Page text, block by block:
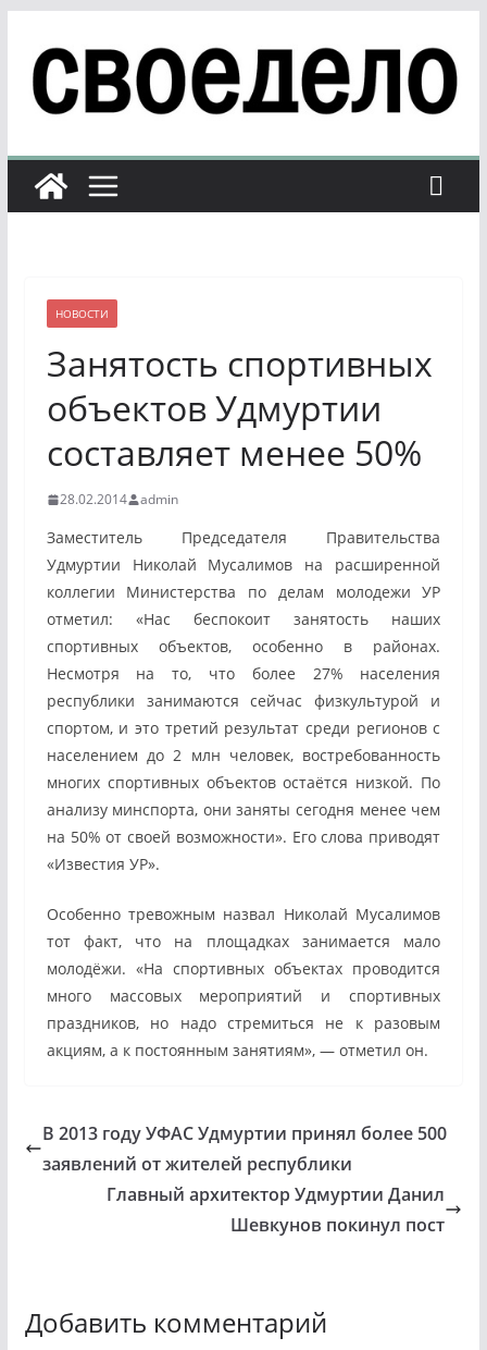
содержимому
НОВОСТИ
Занятость спортивных
объектов Удмуртии
составляет менее 50%
28.02.2014 admin
Заместитель Председателя Правительства
Удмуртии Николай Мусалимов на расширенной
коллегии Министерства по делам молодежи УР
отметил: «Нас беспокоит занятость наших
спортивных объектов, особенно в районах.
Несмотря на то, что более 27% населения
республики занимаются сейчас физкультурой и
спортом, и это третий результат среди регионов с
населением до 2 млн человек, востребованность
многих спортивных объектов остаётся низкой. По
анализу минспорта, они заняты сегодня менее чем
на 50% от своей возможности». Его слова приводят
«Известия УР».
Особенно тревожным назвал Николай Мусалимов
тот факт, что на площадках занимается мало
молодёжи. «На спортивных объектах проводится
много массовых мероприятий и спортивных
праздников, но надо стремиться не к разовым
акциям, а к постоянным занятиям», — отметил он.
В 2013 году УФАС Удмуртии принял более 500
заявлений от жителей республики
Главный архитектор Удмуртии Данил
Шевкунов покинул пост
Добавить комментарий